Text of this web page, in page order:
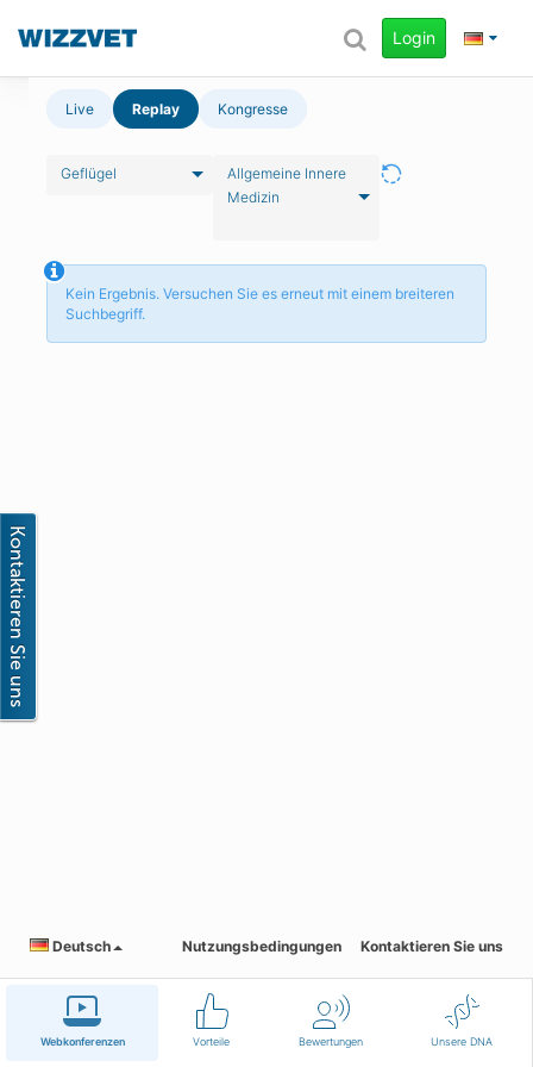
Webkonferenzen Vorteile Bewertungen Unsere DNA
Login
Live Replay Kongresse
Geflügel
Allgemeine Innere
Medizin
Kein Ergebnis. Versuchen Sie es erneut mit einem breiteren
Suchbegriff.
Deutsch Nutzungsbedingungen Kontaktieren Sie uns